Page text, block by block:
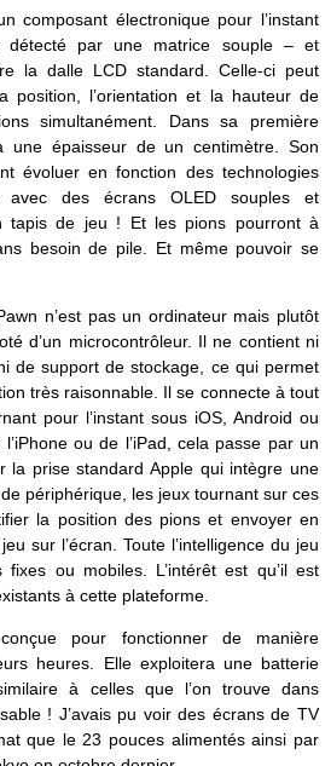
composant électronique pour l’instant
par une matrice souple – et
la dalle LCD standard. Celle-ci peut
position, l’orientation et la hauteur de
simultanément. Dans sa première
une épaisseur de un centimètre. Son
évoluer en fonction des technologies
avec des écrans OLED souples et
tapis de jeu ! Et les pions pourront à
besoin de pile. Et même pouvoir se
n’est pas un ordinateur mais plutôt
d’un microcontrôleur. Il ne contient ni
de support de stockage, ce qui permet
très raisonnable. Il se connecte à tout
pour l’instant sous iOS, Android ou
ou de l’iPad, cela passe par un
la prise standard Apple qui intègre une
périphérique, les jeux tournant sur ces
la position des pions et envoyer en
sur l’écran. Toute l’intelligence du jeu
ou mobiles. L’intérêt est qu’il est
à cette plateforme.
pour fonctionner de manière
heures. Elle exploitera une batterie
à celles que l’on trouve dans
! J’avais pu voir des écrans de TV
que le 23 pouces alimentés ainsi par